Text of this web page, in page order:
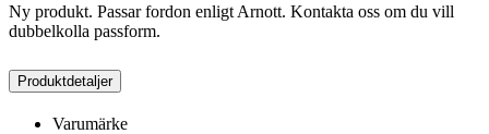
Ny produkt. Passar fordon enligt Arnott. Kontakta oss om du vill
dubbelkolla passform.
Produktdetaljer
Varumärke